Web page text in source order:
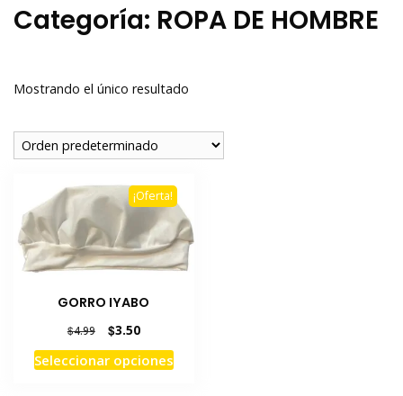
Categoría: ROPA DE HOMBRE
Mostrando el único resultado
¡Oferta!
GORRO IYABO
$4.99
precio
original
$3.50El
precio
actual
Seleccionar opcionesEste